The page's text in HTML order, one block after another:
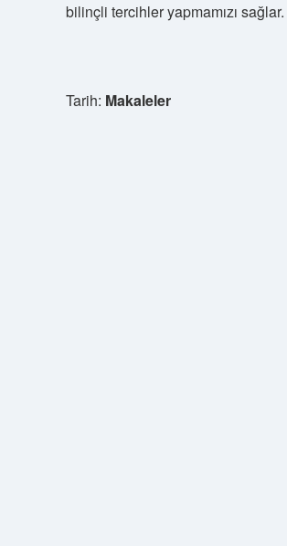
bilinçli tercihler yapmamızı sağlar.
Tarih: Makaleler